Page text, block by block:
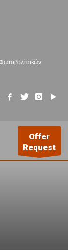
Offer
Request